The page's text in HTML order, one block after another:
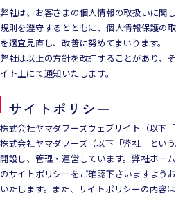
弊社は、お客さまの個人情報の取扱いに関
規則を遵守するとともに、個人情報保護の
を適宜見直し、改善に努めてまいります。
弊社は以上の方針を改訂することがあり、
イト上にて通知いたします。
サイトポリシー
株式会社ヤマダフーズウェブサイト（以下
株式会社ヤマダフーズ（以下「弊社」とい
開設し、管理・運営しています。弊社ホー
のサイトポリシーをご確認下さいますよう
いたします。また、サイトポリシーの内容